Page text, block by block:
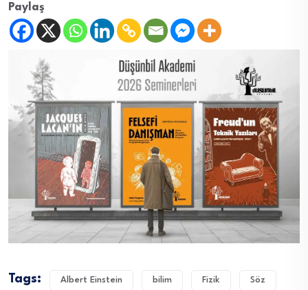
Paylaş
Tags: Albert Einstein bilim Fizik Söz